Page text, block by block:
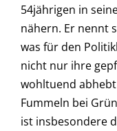
54jährigen in
nähern. Er nennt
was für den
nicht nur ihre
wohltuend
Fummeln bei
ist insbesondere